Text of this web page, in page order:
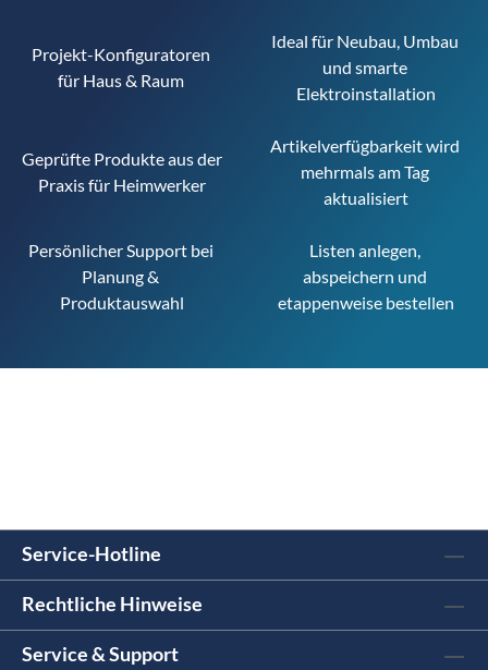
Projekt-Konfiguratoren
für Haus & Raum
Ideal für Neubau, Umbau
und smarte
Elektroinstallation
Geprüfte Produkte aus der
Praxis für Heimwerker
Artikelverfügbarkeit wird
mehrmals am Tag
aktualisiert
Persönlicher Support bei
Planung &
Produktauswahl
Listen anlegen,
abspeichern und
etappenweise bestellen
Service-Hotline
Rechtliche Hinweise
Service & Support